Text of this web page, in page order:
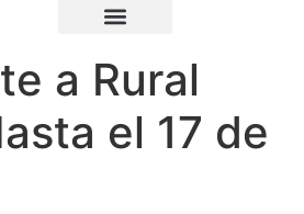
a Rural
el 17 de